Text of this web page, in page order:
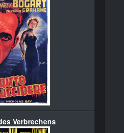
Verbrechens